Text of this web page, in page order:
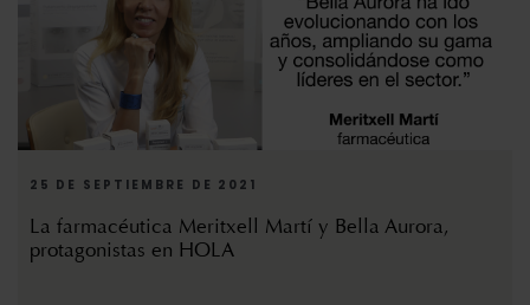
25 DE SEPTIEMBRE DE 2021
La farmacéutica Meritxell Martí y Bella Aurora,
protagonistas en HOLA